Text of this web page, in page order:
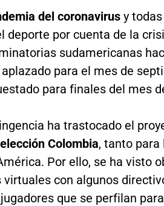
del coronavirusy todas
deporte por cuenta de la
sudamericanas
para el mes de
para finales del mes
ha trastocado el
Colombia, tanto
Por ello, se ha visto
virtuales con algunos
que se perfilan